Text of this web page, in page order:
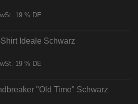
19 % DE
Shirt Ideale Schwarz
19 % DE
"Old Time" Schwarz